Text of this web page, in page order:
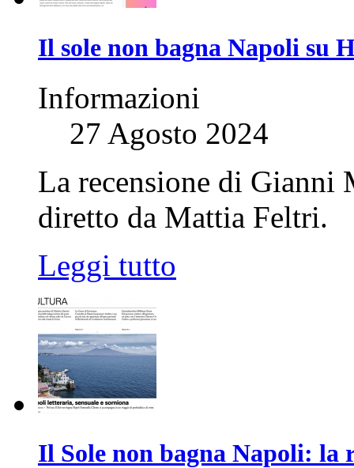
Il sole non bagna Napoli su
Informazioni
27 Agosto 2024
La recensione di Gianni
diretto da Mattia Feltri.
Leggi tutto
Il Sole non bagna Napoli: la